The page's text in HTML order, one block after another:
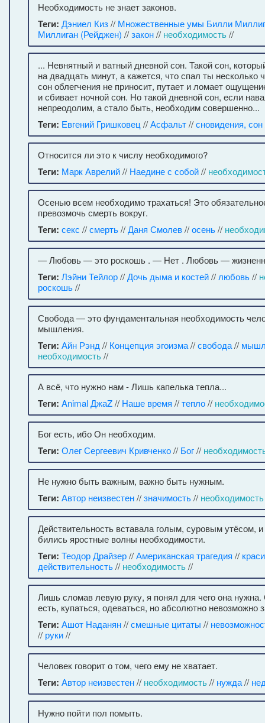
Необходимость не знает законов.
Теги: Дэниел Киз// Множественные умы Билли
Миллиган (Рейджен) //закон// необходимость//
... Невнятный и ватный дневной сон. Такой сон,
на двадцать минут, а кажется, что спал ты несколько
сон облегчения не приносит, путает и ломает
и сбивает ночной сон. Но такой дневной сон, если
непреодолим, а стало быть, необходим совершенно...
Теги: Евгений Гришковец //Асфальт//сновидения, сон
Относится ли это к числу необходимого?
Теги: Марк Аврелий// Наедине с собой//
Осенью всем необходимо трахаться! Это
превозмочь смерть вокруг.
Теги: секс //смерть//Даня Смолев//осень//
— Любовь — это роскошь . — Нет . Любовь —
Теги: Лэйни Тейлор//Дочь дыма и костей// любовь//
роскошь//
Свобода — это фундаментальная необходимость
мышления.
Теги: Айн Рэнд // Концепция эгоизма//свобода//
необходимость//
А всё, что нужно нам - Лишь капелька тепла...
Теги: Animal ДжаZ// Наше время //тепло//
Бог есть, ибо Он необходим.
Теги: Олег Сергеевич Кривченко// Бог//
Не нужно быть важным, важно быть нужным.
Теги: Автор неизвестен//значимость// необходимость
Действительность вставала голым, суровым утёсом,
бились яростные волны необходимости.
Теги: Теодор Драйзер//Американская трагедия //
действительность// необходимость//
Лишь сломав левую руку, я понял для чего она
есть, купаться, одеваться, но абсолютно невозможно
Теги: Ашот Наданян//смешные цитаты //
// руки//
Человек говорит о том, чего ему не хватает.
Теги: Автор неизвестен// необходимость// нужда//
Нужно пойти пол помыть.